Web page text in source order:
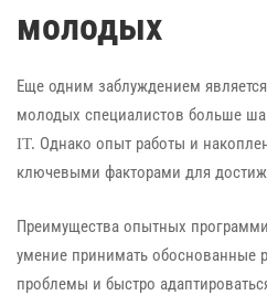
молодых
Еще одним заблуждением
молодых специалистов больше
IT. Однако опыт работы и
ключевыми факторами для
Преимущества опытных
умение принимать обоснованные
проблемы и быстро